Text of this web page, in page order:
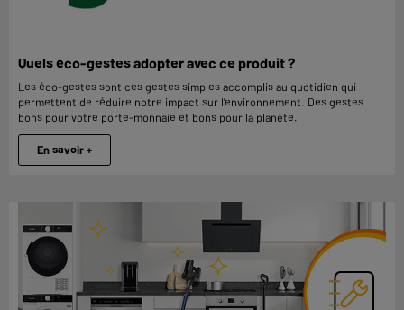
Quels éco-gestes adopter avec ce produit ?
Les éco-gestes sont ces gestes simples accomplis au quotidien qui
permettent de réduire notre impact sur l'environnement. Des gestes
bons pour votre porte-monnaie et bons pour la planète.
En savoir +